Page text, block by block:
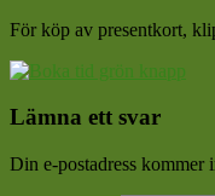
För köp av presentkort,
Lämna ett svar
Din e-postadress kommer